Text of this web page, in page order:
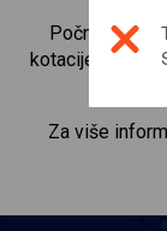
Počnite
kotacije u
Za više